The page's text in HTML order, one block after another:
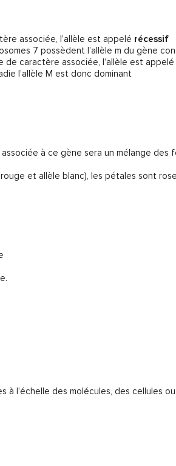
associée, l’allèle est appelé récessif
7 possèdent l’allèle m du gène
de caractère associée, l’allèle est appelé
l’allèle M est donc dominant
à ce gène sera un mélange des
et allèle blanc), les pétales sont
l’échelle des molécules, des cellules ou